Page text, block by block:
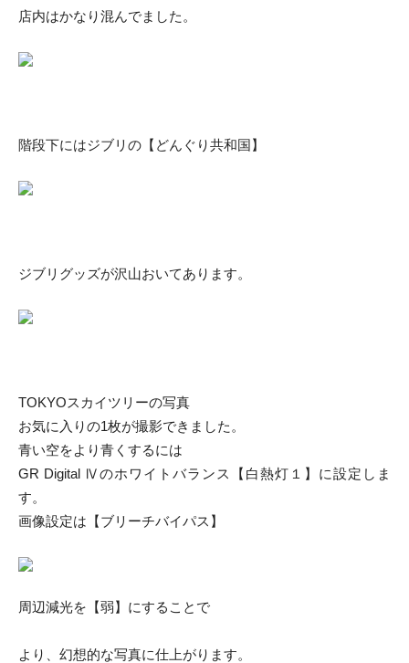
店内はかなり混んでました。
階段下にはジブリの【どんぐり共和国】
ジブリグッズが沢山おいてあります。
TOKYOスカイツリーの写真
お気に入りの1枚が撮影できました。
青い空をより青くするには
GR Digital Ⅳのホワイトバランス【白熱灯１】に設定しま
す。
画像設定は【ブリーチバイパス】
周辺減光を【弱】にすることで
より、幻想的な写真に仕上がります。